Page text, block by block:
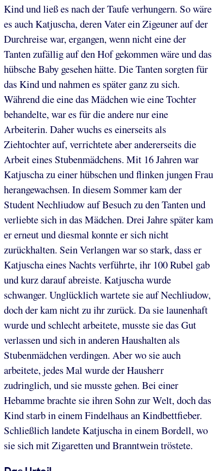
Kind und ließ es nach der Taufe verhungern. So wäre
es auch Katjuscha, deren Vater ein Zigeuner auf der
Durchreise war, ergangen, wenn nicht eine der
Tanten zufällig auf den Hof gekommen wäre und das
hübsche Baby gesehen hätte. Die Tanten sorgten für
das Kind und nahmen es später ganz zu sich.
Während die eine das Mädchen wie eine Tochter
behandelte, war es für die andere nur eine
Arbeiterin. Daher wuchs es einerseits als
Ziehtochter auf, verrichtete aber andererseits die
Arbeit eines Stubenmädchens. Mit 16 Jahren war
Katjuscha zu einer hübschen und flinken jungen Frau
herangewachsen. In diesem Sommer kam der
Student Nechliudow auf Besuch zu den Tanten und
verliebte sich in das Mädchen. Drei Jahre später kam
er erneut und diesmal konnte er sich nicht
zurückhalten. Sein Verlangen war so stark, dass er
Katjuscha eines Nachts verführte, ihr 100 Rubel gab
und kurz darauf abreiste. Katjuscha wurde
schwanger. Unglücklich wartete sie auf Nechliudow,
doch der kam nicht zu ihr zurück. Da sie launenhaft
wurde und schlecht arbeitete, musste sie das Gut
verlassen und sich in anderen Haushalten als
Stubenmädchen verdingen. Aber wo sie auch
arbeitete, jedes Mal wurde der Hausherr
zudringlich, und sie musste gehen. Bei einer
Hebamme brachte sie ihren Sohn zur Welt, doch das
Kind starb in einem Findelhaus an Kindbettfieber.
Schließlich landete Katjuscha in einem Bordell, wo
sie sich mit Zigaretten und Branntwein tröstete.